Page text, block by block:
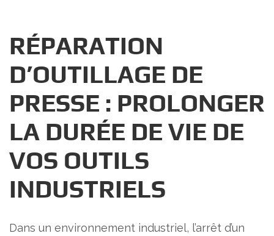
RÉPARATION
D’OUTILLAGE DE
PRESSE : PROLONGER
LA DURÉE DE VIE DE
VOS OUTILS
INDUSTRIELS
Dans un environnement industriel, l’arrêt d’un